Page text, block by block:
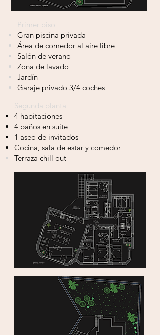
Primer piso
Gran piscina privada
Área de comedor al aire libre
Salón de verano
Zona de lavado
Jardín
Garaje privado 3/4 coches
Segunda planta
4 habitaciones
4 baños en suite
1 aseo de invitados
Cocina, sala de estar y comedor
Terraza chill out